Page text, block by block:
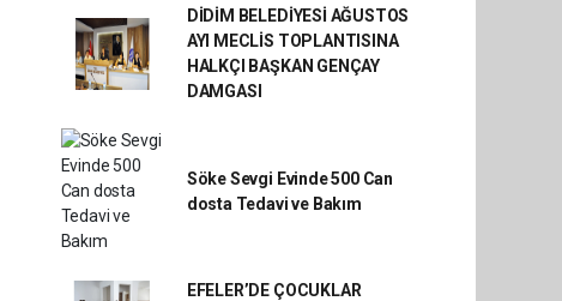
DİDİM BELEDİYESİ AĞUSTOS
AYI MECLİS TOPLANTISINA
HALKÇI BAŞKAN GENÇAY
DAMGASI
Söke Sevgi Evinde 500 Can
dosta Tedavi ve Bakım
EFELER’DE ÇOCUKLAR